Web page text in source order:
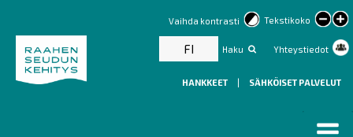
Tekstikoko
text
Vaihda kontrasti
Haku Yhteystiedot
FI
HANKKEET | SÄHKÖISET PALVELUT